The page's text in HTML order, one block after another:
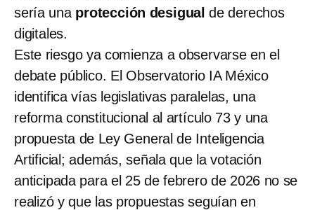
sería una protección desigual de derechos
digitales.
Este riesgo ya comienza a observarse en el
debate público. El Observatorio IA México
identifica vías legislativas paralelas, una
reforma constitucional al artículo 73 y una
propuesta de Ley General de Inteligencia
Artificial; además, señala que la votación
anticipada para el 25 de febrero de 2026 no se
realizó y que las propuestas seguían en